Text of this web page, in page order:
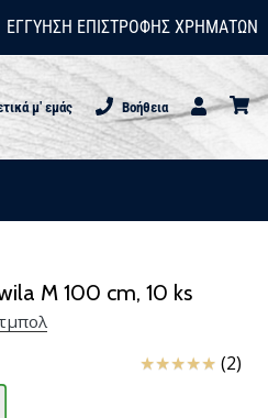
ΕΓΓΎΗΣΗ ΕΠΙΣΤΡΟΦΉΣ ΧΡΗΜΆΤΩΝ
μ' εμάς
Βοήθεια
Χρήστης
M 100 cm, 10 ks
Κριτικές (2)